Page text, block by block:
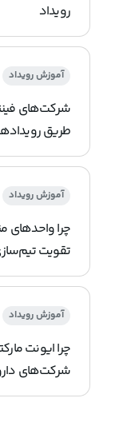
رویداد
آموزش رویداد
شرکت‌های
طریق
آموزش رویداد
چرا واحدهای
تقویت
آموزش رویداد
چرا ایونت
شرکت‌های